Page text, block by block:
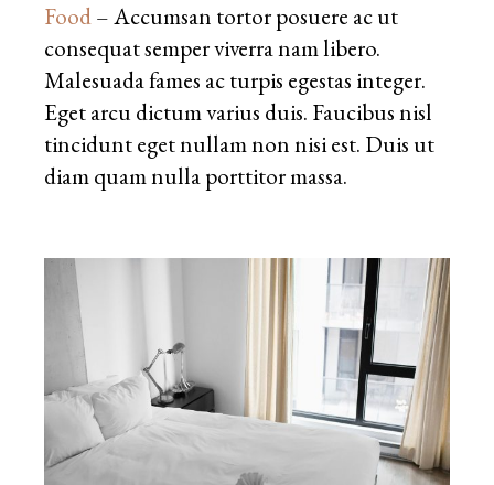
Food– Accumsan tortor posuere ac ut
consequat semper viverra nam libero.
Malesuada fames ac turpis egestas integer.
Eget arcu dictum varius duis. Faucibus nisl
tincidunt eget nullam non nisi est. Duis ut
diam quam nulla porttitor massa.